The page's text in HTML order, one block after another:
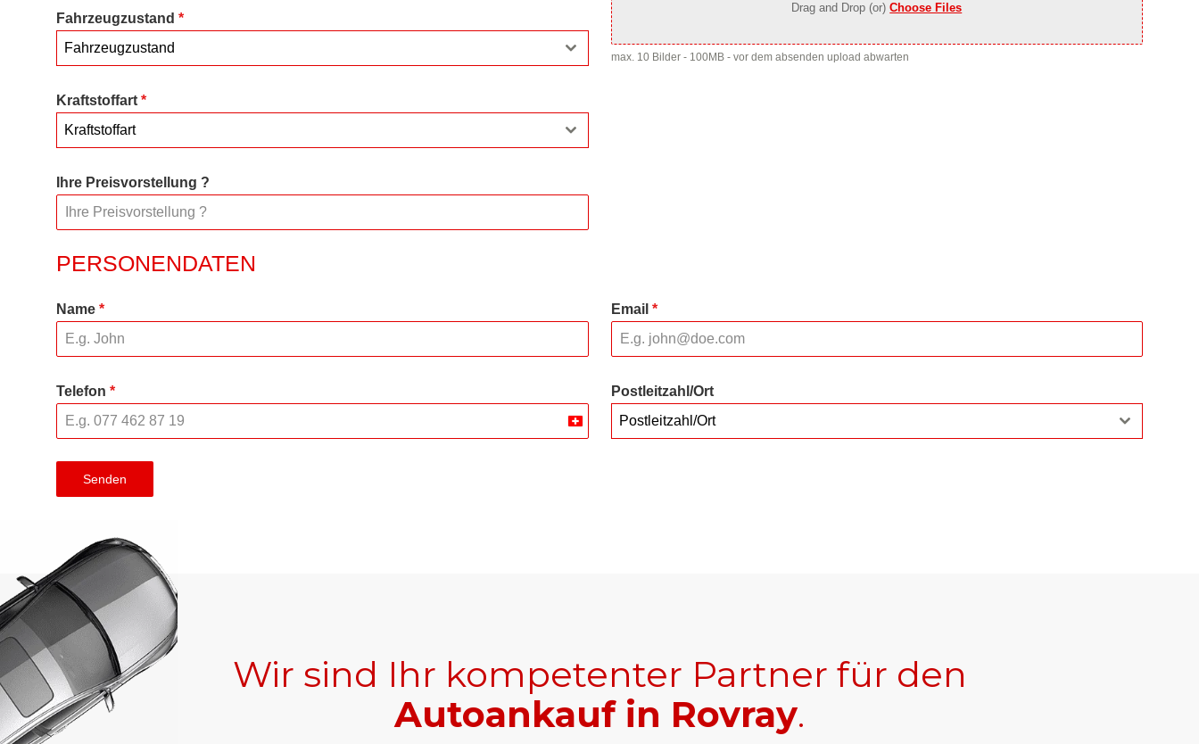
Fahrzeugzustand *
Fahrzeugzustand
Kraftstoffart *
Kraftstoffart
Ihre Preisvorstellung ?
Drag and Drop (or)Choose Files
max. 10 Bilder - 100MB - vor dem absenden upload abwarten
PERSONENDATEN
Name * Email *
Telefon *
Switzerland
Postleitzahl/Ort
Postleitzahl/Ort
Senden
Wir sind Ihr kompetenter Partner für den
Autoankauf in Rovray.